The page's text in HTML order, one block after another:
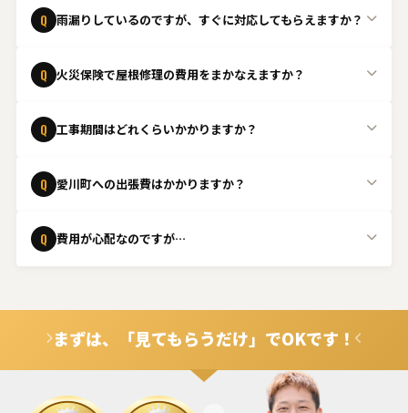
Q 雨漏りしているのですが、すぐに対応してもらえますか？
認し、応急処置から本格的な修理まで迅速に対応いたしま
Q 火災保険で屋根修理の費用をまかなえますか？
は、火災保険の「風災・雹災・雪災」補償の対象となるケ
Q 工事期間はどれくらいかかりますか？
根修理であれば1日〜数日程度で完了することが多いで
Q 愛川町への出張費はかかりますか？
ください。
Q 費用が心配なのですが…
い。
まずは、「見てもらうだけ」でOKです！